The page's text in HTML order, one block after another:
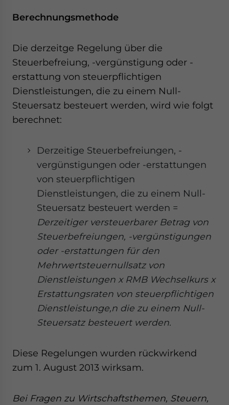
Berechnungsmethode
Die derzeitge Regelung über die
Steuerbefreiung, -vergünstigung oder -
erstattung von steuerpflichtigen
Dienstleistungen, die zu einem Null-
Steuersatz besteuert werden, wird wie folgt
berechnet:
Derzeitige Steuerbefreiungen, -
vergünstigungen oder -erstattungen
von steuerpflichtigen
Dienstleistungen, die zu einem Null-
Steuersatz besteuert werden =
Derzeitiger versteuerbarer Betrag von
Steuerbefreiungen, -vergünstigungen
oder -erstattungen für den
Mehrwertsteuernullsatz von
Dienstleistungen x RMB Wechselkurs x
Erstattungsraten von steuerpflichtigen
Dienstleistunge,n die zu einem Null-
Steuersatz besteuert werden.
Diese Regelungen wurden rückwirkend
zum 1. August 2013 wirksam.
Bei Fragen zu Wirtschaftsthemen, Steuern,